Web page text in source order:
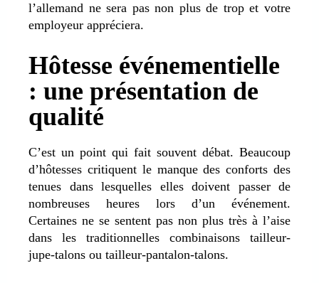
l’allemand ne sera pas non plus de trop et votre
employeur appréciera.
Hôtesse événementielle
: une présentation de
qualité
C’est un point qui fait souvent débat. Beaucoup
d’hôtesses critiquent le manque des conforts des
tenues dans lesquelles elles doivent passer de
nombreuses heures lors d’un événement.
Certaines ne se sentent pas non plus très à l’aise
dans les traditionnelles combinaisons tailleur-
jupe-talons ou tailleur-pantalon-talons.